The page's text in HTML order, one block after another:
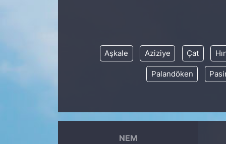
Aşkale Aziziye Çat
Palandöken
NEM
KONGRE TAKVİMİ